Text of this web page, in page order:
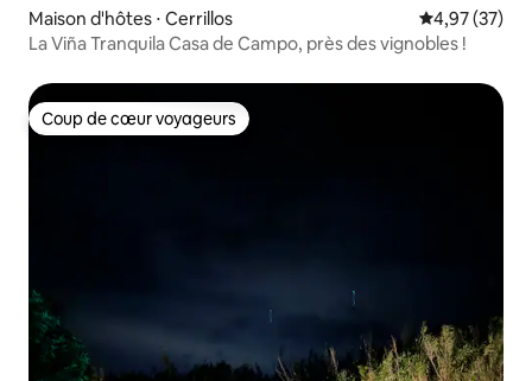
Maison d'hôtes ⋅ Cerrillos Évaluation
4,97 (37)
La Viña Tranquila Casa de Campo, près des vignobles !
Coup de cœur voyageurs
Coup de cœur voyageurs